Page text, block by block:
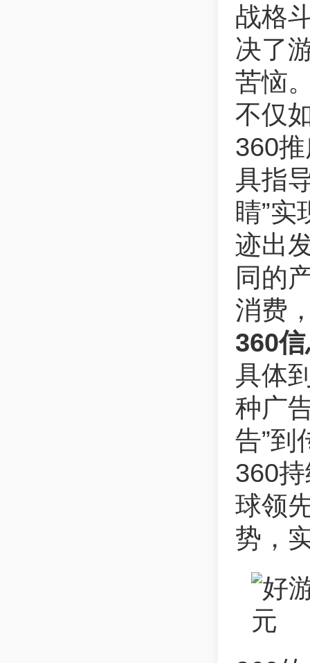
战格
决了
苦恼
不仅
360推
具指
睛”
迹出
同的
消费
360
具体
种广
告”到
360
球领
势，